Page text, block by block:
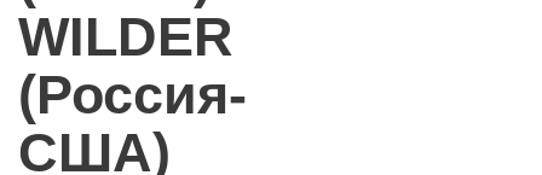
WILDER
(Россия-
США)